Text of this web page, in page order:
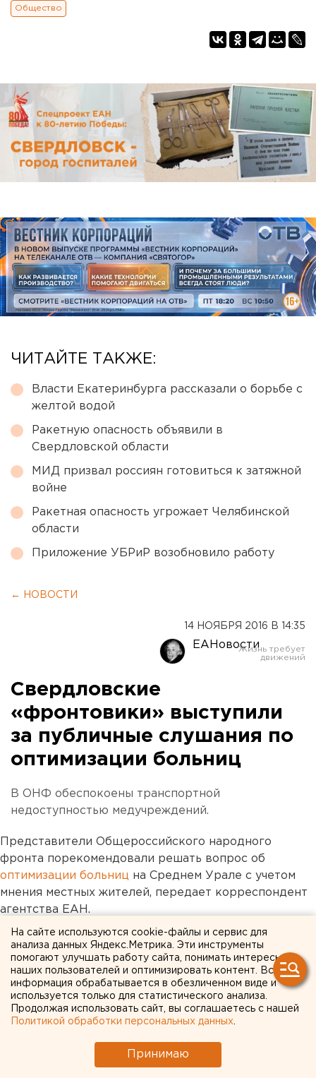
Общество
ЧИТАЙТЕ ТАКЖЕ:
Власти Екатеринбурга рассказали о борьбе с
желтой водой
Ракетную опасность объявили в
Свердловской области
МИД призвал россиян готовиться к затяжной
войне
Ракетная опасность угрожает Челябинской
области
Приложение УБРиР возобновило работу
← НОВОСТИ
14 НОЯБРЯ 2016 В 14:35
ЕАНовости
Свердловские
«фронтовики» выступили
за публичные слушания по
оптимизации больниц
В ОНФ обеспокоены транспортной
недоступностью медучреждений.
Представители Общероссийского народного
фронта порекомендовали решать вопрос об
оптимизации больниц на Среднем Урале с учетом
мнения местных жителей, передает корреспондент
агентства ЕАН.
Соответствующее предложение в рамках
региональной конференции высказала
сопредседатель свердловского штаба ОНФ Лариса
Фечина.
«Мы рекомендуем органам исполнительной
власти принятие нормативно-правовых
актов, предусматривающих обязательность
На сайте используются cookie-файлы и сервис для
анализа данных Яндекс.Метрика. Эти инструменты
помогают улучшать работу сайта, понимать интересы
наших пользователей и оптимизировать контент. Вся
информация обрабатывается в обезличенном виде и
используется только для статистического анализа.
Продолжая использовать сайт, вы соглашаетесь с нашей
Политикой обработки персональных данных
Принимаю